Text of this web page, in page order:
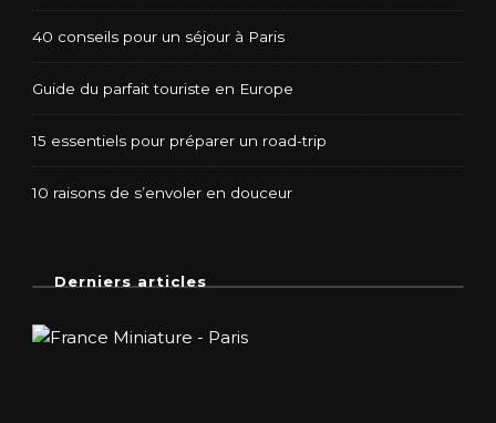
40 conseils pour un séjour à Paris
Guide du parfait touriste en Europe
15 essentiels pour préparer un road-trip
10 raisons de s’envoler en douceur
Derniers articles